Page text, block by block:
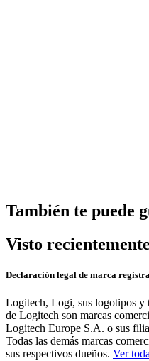
También te puede
Visto recientemente
Declaración legal de marca
Logitech, Logi, sus logotipos y
de Logitech son marcas
Logitech Europe S.A. o sus
Todas las demás marcas
sus respectivos dueños. Ver